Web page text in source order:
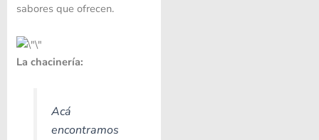
sabores que ofrecen.
La chacinería:
Acá
encontramos